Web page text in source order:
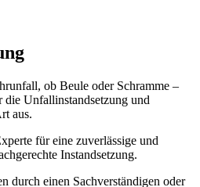
ob Beule oder Schramme –
die Unfallinstandsetzung und
aus.
für eine zuverlässige und
Instandsetzung.
durch einen Sachverständigen oder